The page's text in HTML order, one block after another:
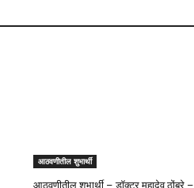
आठवणीतील शुभार्थी
आठवणीतील शुभार्थी – डॉक्टर महादेव ठोंबरे –